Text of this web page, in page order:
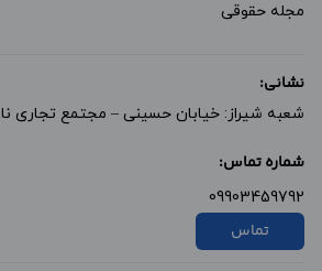
مجله حقوقی
نشانی:
شعبه شیراز: خیابان حسینی – مجتمع تجاری
شماره تماس:
09903459792
تماس